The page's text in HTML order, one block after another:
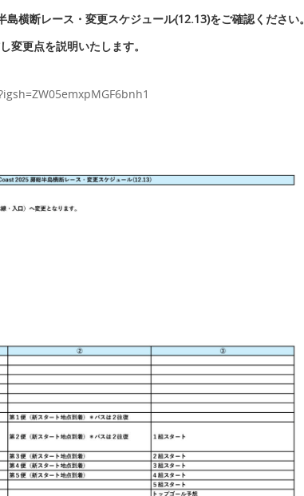
横断レース・変更スケジュール(12.13)をご確認ください。
変更点を説明いたします。